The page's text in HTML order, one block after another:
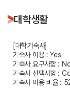
대학생활
[대학기숙사]
기숙사 이용 : Yes
기숙사 요구사항 :
기숙사 선택사항 :
기숙사 이용 비율 :